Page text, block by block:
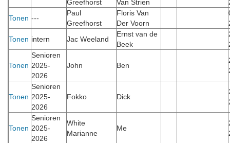
Greefhorst
Van Strien
Tonen ---
Paul
Greefhorst
Floris Van
Der Voorn
Tonen intern Jac Weeland
Ernst van de
Beek
Tonen
Senioren
2025-
2026
John Ben
Tonen
Senioren
2025-
2026
Fokko Dick
Tonen
Senioren
2025-
2026
White
Marianne
Me